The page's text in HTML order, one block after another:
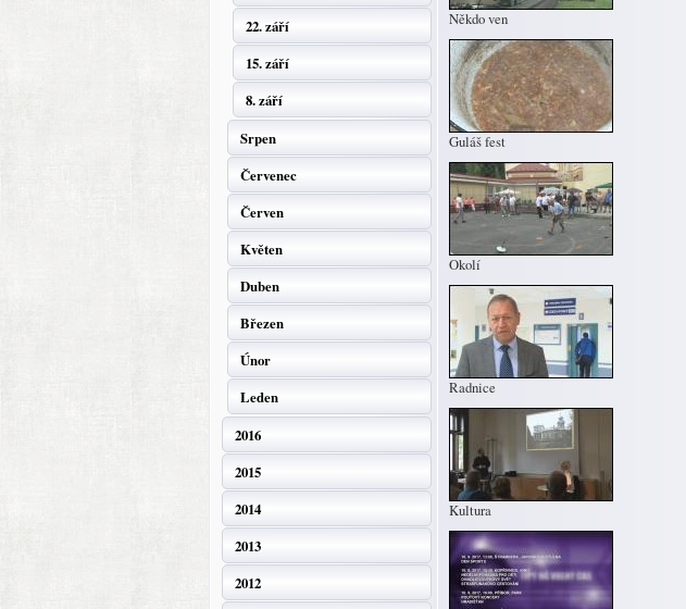
22. září
15. září
8. září
Srpen
Červenec
Červen
Květen
Duben
Březen
Únor
Leden
2016
2015
2014
2013
2012
Někdo ven
Guláš fest
Okolí
Radnice
Kultura